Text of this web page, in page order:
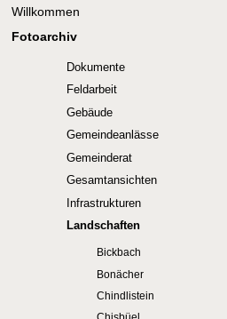
Willkommen
Fotoarchiv
Dokumente
Feldarbeit
Gebäude
Gemeindeanlässe
Gemeinderat
Gesamtansichten
Infrastrukturen
Landschaften
Bickbach
Bonächer
Chindlistein